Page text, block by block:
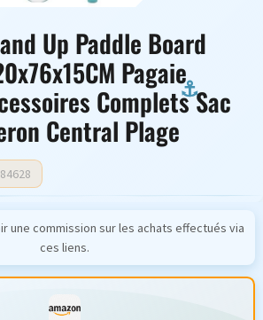
Up Paddle Board
Pagaie
Complets Sac
Central Plage
une commission sur les achats effectués via
ces liens.